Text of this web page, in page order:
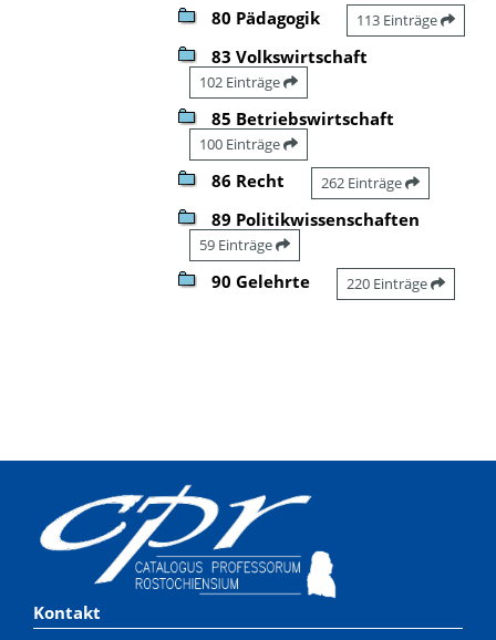
80 Pädagogik 113 Einträge
83 Volkswirtschaft
102 Einträge
85 Betriebswirtschaft
100 Einträge
86 Recht 262 Einträge
89 Politikwissenschaften
59 Einträge
90 Gelehrte 220 Einträge
Kontakt